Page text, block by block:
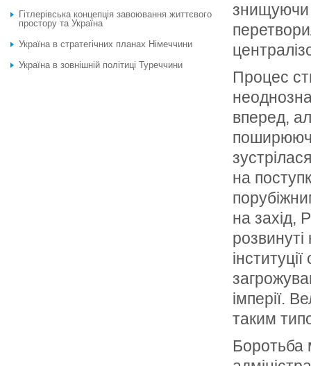
знищуючи
Процес
вперед,
на
на захід,
розвинуті
імперії.
таким
Боротьба
Гітлерівська концепція завоювання життєвого
простору та Україна
Україна в стратегічних планах Німеччини
Україна в зовнішній політиці Туреччини